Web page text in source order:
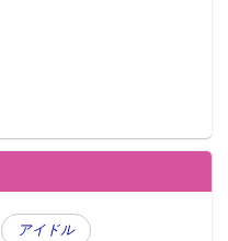
アイドル